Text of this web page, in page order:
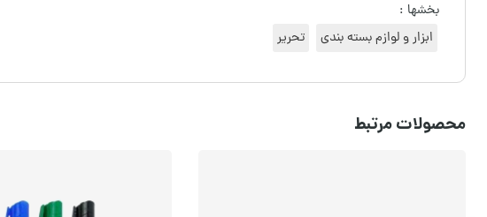
بخشها :
ابزار و لوازم بسته بندی
تحریر
محصولات مرتبط